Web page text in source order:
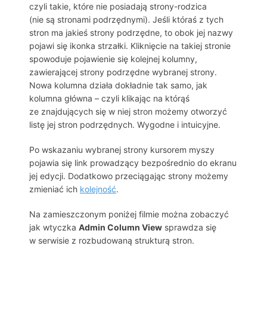
czyli takie, które nie posiadają strony-rodzica
(nie są stronami podrzędnymi). Jeśli któraś z tych
stron ma jakieś strony podrzędne, to obok jej nazwy
pojawi się ikonka strzałki. Kliknięcie na takiej stronie
spowoduje pojawienie się kolejnej kolumny,
zawierającej strony podrzędne wybranej strony.
Nowa kolumna działa dokładnie tak samo, jak
kolumna główna – czyli klikając na którąś
ze znajdujących się w niej stron możemy otworzyć
listę jej stron podrzędnych. Wygodne i intuicyjne.
Po wskazaniu wybranej strony kursorem myszy
pojawia się link prowadzący bezpośrednio do ekranu
jej edycji. Dodatkowo przeciągając strony możemy
zmieniać ich kolejność.
Na zamieszczonym poniżej filmie można zobaczyć
jak wtyczka Admin Column View sprawdza się
w serwisie z rozbudowaną strukturą stron.